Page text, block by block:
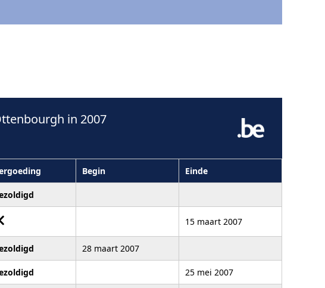
in 2007
Begin Einde
15 maart 2007
28 maart 2007
25 mei 2007